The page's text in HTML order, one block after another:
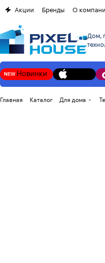
Акции Бренды О
Дом,
Новинки
Главная Каталог Для дома